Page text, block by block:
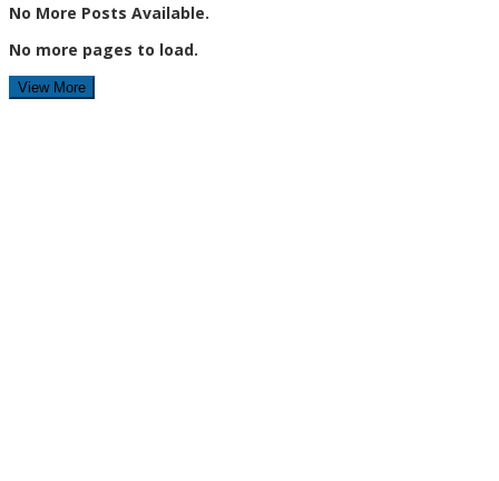
No More Posts Available.
No more pages to load.
View More